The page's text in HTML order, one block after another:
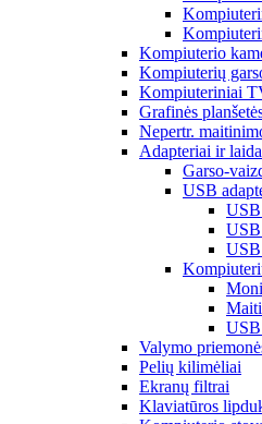
Kompiuterio
Kompiuterių
Kompiuteriniai
Grafinės
Nepertr.
Adapteriai ir
Garso-
USB
USB
Valymo
Pelių kilimėliai
Ekranų filtrai
Klaviatūros